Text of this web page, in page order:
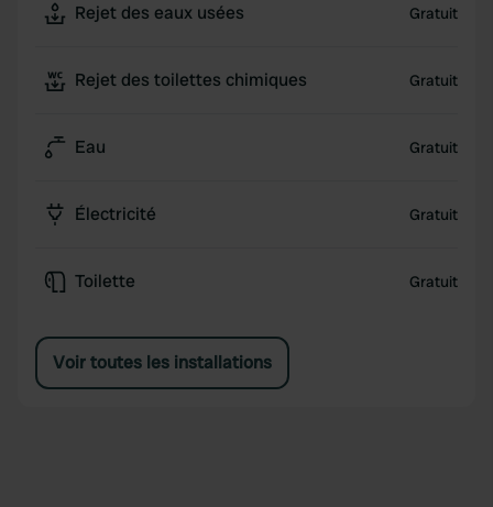
Rejet des eaux usées Gratuit
Rejet des toilettes chimiques Gratuit
Eau Gratuit
Électricité Gratuit
Toilette Gratuit
Voir toutes les installations